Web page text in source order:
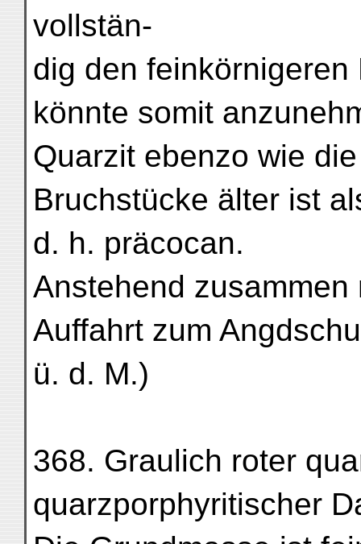
vollstän-
dig den
könnte somit
Quarzit ebenzo wie
Bruchstücke älter ist
d. h. präcocan.
Anstehend
Auffahrt zum
ü. d. M.)
368. Graulich roter
quarzporphyritischer